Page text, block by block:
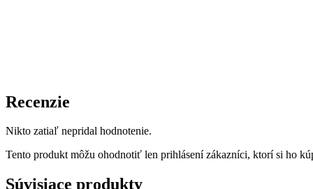
Recenzie
Nikto zatiaľ nepridal hodnotenie.
Tento produkt môžu ohodnotiť len prihlásení zákazníci, ktorí si ho
Súvisiace produkty